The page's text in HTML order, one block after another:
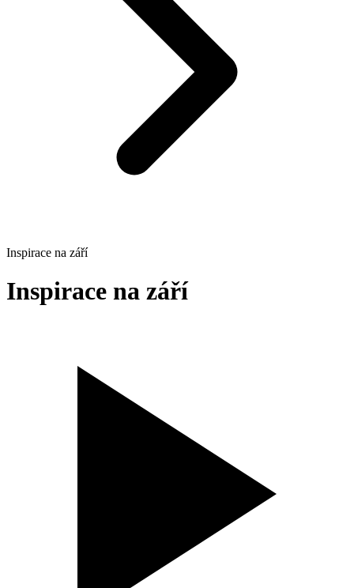
Inspirace na září
Inspirace na září